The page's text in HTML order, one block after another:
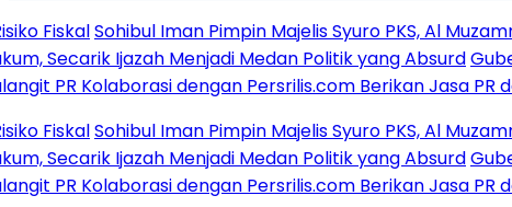
Iman Pimpin Majelis Syuro PKS, Al Muzammil Yusuf
Menjadi Medan Politik yang AbsurdGubernur Banten
dengan Persrilis.com Berikan Jasa PR dan
Iman Pimpin Majelis Syuro PKS, Al Muzammil Yusuf
Menjadi Medan Politik yang AbsurdGubernur Banten
dengan Persrilis.com Berikan Jasa PR dan